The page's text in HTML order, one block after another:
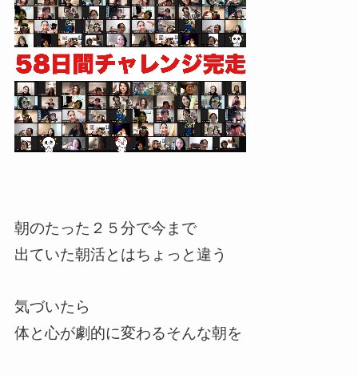
朝のたった２５分で今まで
出ていた朝活とはちょっと違う
気づいたら
体と心が劇的に変わるそんな朝を